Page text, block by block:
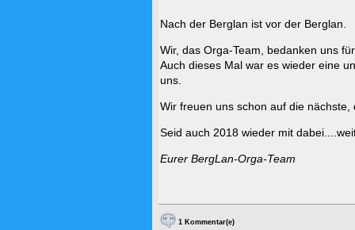
Nach der Berglan ist vor der Berglan.
Wir, das Orga-Team, bedanken uns
Auch dieses Mal war es wieder eine
uns.
Wir freuen uns schon auf die
Seid auch 2018 wieder mit
Eurer BergLan-Orga-Team
1 Kommentar(e)